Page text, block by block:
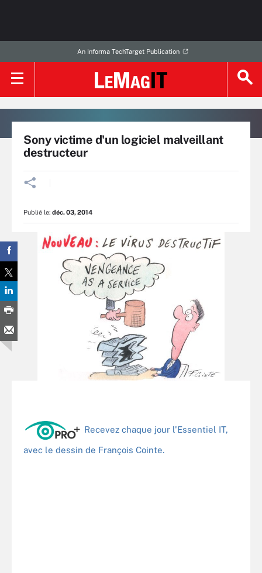
An Informa TechTarget Publication
Sony victime d'un logiciel malveillant
destructeur
Publié le: déc. 03, 2014
Recevez chaque jour l'Essentiel IT,
avec le dessin de François Cointe.